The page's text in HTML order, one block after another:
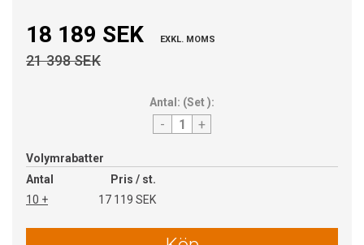
18 189 SEK EXKL. MOMS
21 398 SEK
Antal: (Set):
- +
Volymrabatter
Antal
Pris / st.
10 +
17 119 SEK